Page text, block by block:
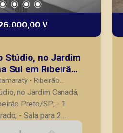
V
Stúdio, no Jardim
Sul em Ribeirão
- Ribeirão
no Jardim Canadá,
Preto/SP; - 1
- Sala para 2
- Varanda; -